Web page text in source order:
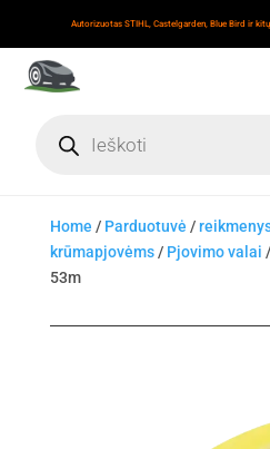
Autorizuotas STIHL, Castelgarden, Blue Bird ir
search
Home / Parduotuvė /
krūmapjovėms/ Pjovimo valai
53m